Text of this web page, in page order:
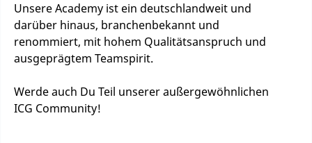
Unsere Academy ist ein deutschlandweit und
darüber hinaus, branchenbekannt und
renommiert, mit hohem Qualitätsanspruch und
ausgeprägtem Teamspirit.
Werde auch Du Teil unserer außergewöhnlichen
ICG Community!